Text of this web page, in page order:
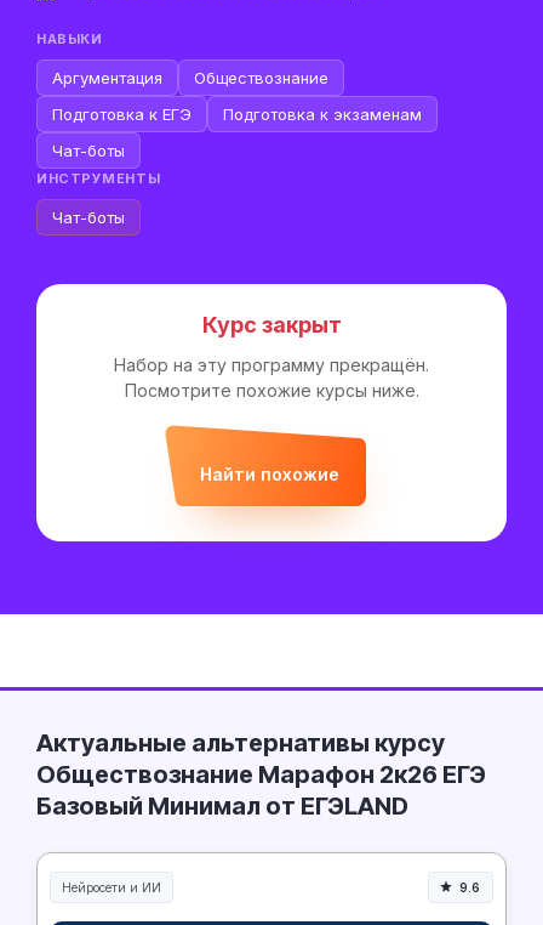
НАВЫКИ
Аргументация
Обществознание
Подготовка к ЕГЭ
Подготовка к экзаменам
Чат-боты
ИНСТРУМЕНТЫ
Чат-боты
Курс закрыт
Набор на эту программу прекращён.
Посмотрите похожие курсы ниже.
Найти похожие
Актуальные альтернативы курсу
Обществознание Марафон 2к26 ЕГЭ
Базовый Минимал от ЕГЭLAND
Нейросети и ИИ
Нейросети и искусственный интеллект
9.6